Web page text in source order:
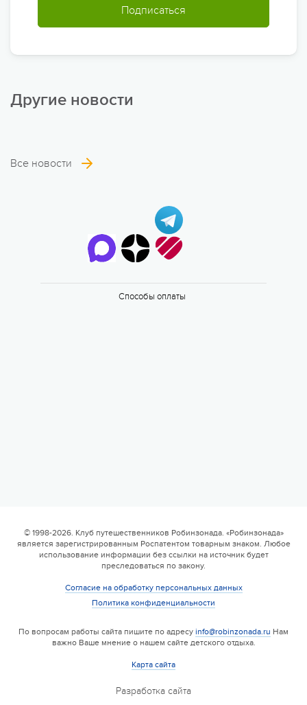
Подписаться
Другие новости
Валдайская Робинзонада. Классик (домики)
17 августа 2026
Все новости
Способы оплаты
© 1998-2026. Клуб путешественников Робинзонада. «Робинзонада»
является зарегистрированным Роспатентом товарным знаком. Любое
использование информации без ссылки на источник будет
преследоваться по закону.
Согласие на обработку персональных данных
Политика конфиденциальности
По вопросам работы сайта пишите по адресу info@robinzonada.ru Нам
важно Ваше мнение о нашем сайте детского отдыха.
Карта сайта
Разработка сайта